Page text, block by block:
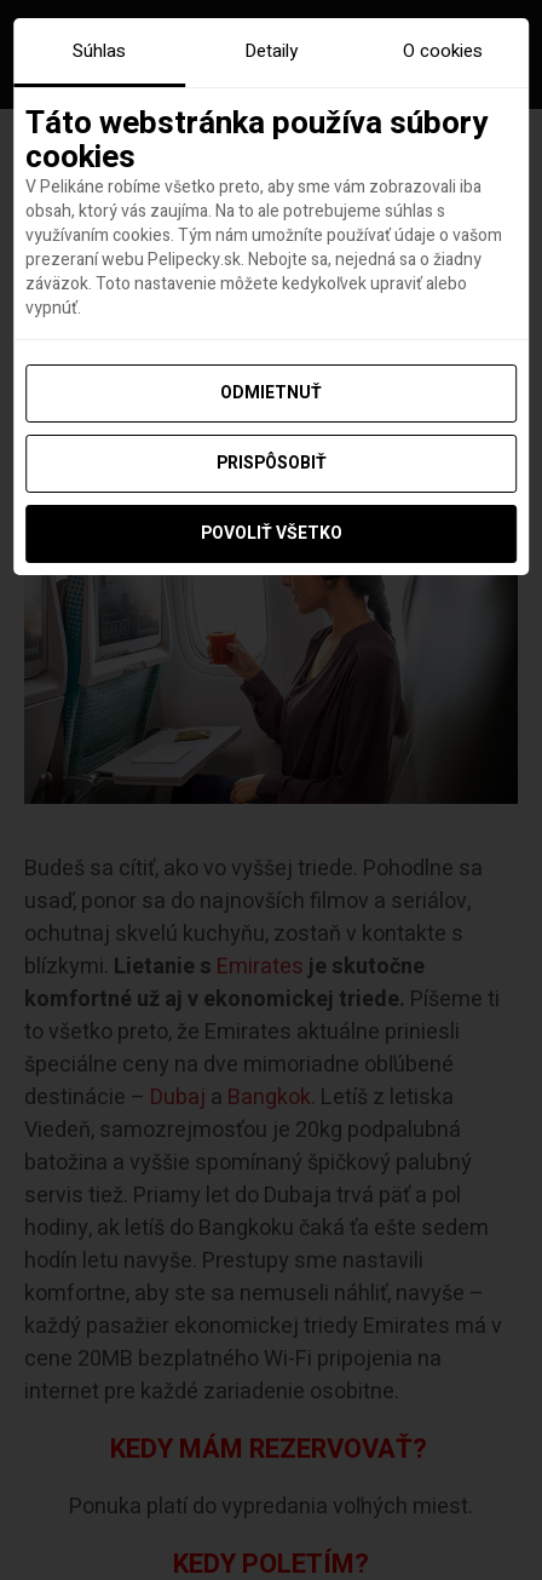
Do Dubaja a Bangkoku super
komfortne s Emirates.
Letenky z Viedne od 449 EUR
autorRoland Regely 11. DECEMBRA 2018
Budeš sa cítiť, ako vo vyššej triede. Pohodlne sa
usaď, ponor sa do najnovších filmov a seriálov,
ochutnaj skvelú kuchyňu, zostaň v kontakte s
blízkymi. Lietanie s Emirates je skutočne
komfortné už aj v ekonomickej triede. Píšeme ti
to všetko preto, že Emirates aktuálne priniesli
špeciálne ceny na dve mimoriadne obľúbené
destinácie – Dubaj a Bangkok. Letíš z letiska
Viedeň, samozrejmosťou je 20kg podpalubná
batožina a vyššie spomínaný špičkový palubný
servis tiež. Priamy let do Dubaja trvá päť a pol
hodiny, ak letíš do Bangkoku čaká ťa ešte sedem
hodín letu navyše. Prestupy sme nastavili
komfortne, aby ste sa nemuseli náhliť, navyše –
každý pasažier ekonomickej triedy Emirates má v
cene 20MB bezplatného Wi-Fi pripojenia na
internet pre každé zariadenie osobitne.
KEDY MÁM REZERVOVAŤ?
Ponuka platí do vypredania voľných miest.
KEDY POLETÍM?
Súhlas Detaily O cookies
Táto webstránka používa súbory
cookies
V Pelikáne robíme všetko preto, aby sme vám zobrazovali iba
obsah, ktorý vás zaujíma. Na to ale potrebujeme súhlas s
využívaním cookies. Tým nám umožníte používať údaje o vašom
prezeraní webu Pelipecky.sk. Nebojte sa, nejedná sa o žiadny
záväzok. Toto nastavenie môžete kedykoľvek upraviť alebo
vypnúť.
ODMIETNUŤ
PRISPÔSOBIŤ
POVOLIŤ VŠETKO